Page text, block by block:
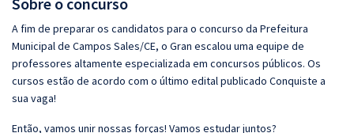
A fim de preparar os candidatos para o concurso da Prefeitura
Municipal de Campos Sales/CE, o Gran escalou uma equipe de
professores altamente especializada em concursos públicos. Os
cursos estão de acordo com o último edital publicado Conquiste a
sua vaga!
Então, vamos unir nossas forças! Vamos estudar juntos?